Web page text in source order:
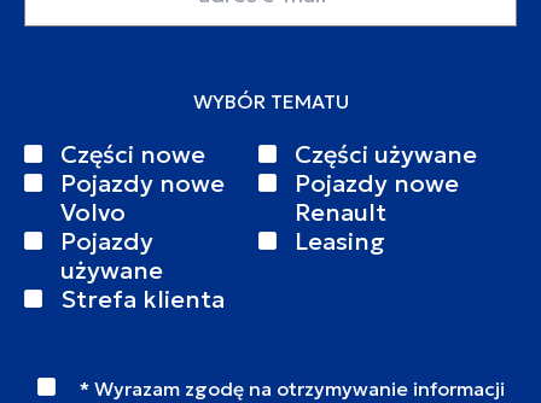
WYBÓR TEMATU
Części nowe
Części używane
Pojazdy nowe
Volvo
Pojazdy nowe
Renault
Pojazdy
używane
Leasing
Strefa klienta
* Wyrazam zgodę na otrzymywanie informacji